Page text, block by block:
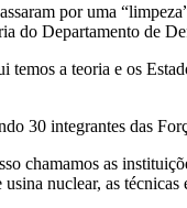
por uma
do Departamento de
temos a teoria e os
30 integrantes das
chamamos as
nuclear, as